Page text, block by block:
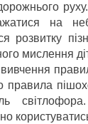
на
розвитку
мислення
правила
світлофора.